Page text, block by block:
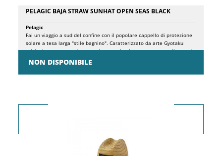
PELAGIC BAJA STRAW SUNHAT OPEN SEAS BLACK
NON DISPONIBILE
Pelagic
Fai un viaggio a sud del confine con il popolare cappello di protezione
solare a tesa larga "stile bagnino". Caratterizzato da arte Gyotaku
originale, questo prodotto rende omaggio al mare attraverso il metodo
tradizionale della stampa giapponese dei pesci. Toppa con marchio
Pelagic frontale Parasudore elastico interno personalizzato Iconica
stampa Pelagic Americamo sulla tesa inferiore Cinghia di serraggio